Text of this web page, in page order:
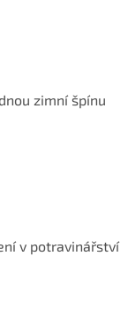
zimní špínu
v potravinářství